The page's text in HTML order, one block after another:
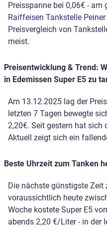
Preisspanne bei 0,06€ -
Raiffeisen Tankstelle
Preisvergleich von
meist.
Preisentwicklung & Trend:
in Edemissen Super E5 zu
Am 13.12.2025 lag der
letzten 7 Tagen bewegte
2,20€. Seit gestern hat sich
Aktuell zeigt sich ein
Beste Uhrzeit zum Tanken
Die nächste günstigste Zeit
voraussichtlich heute
Woche kostete Super E5
abends 2,20 €/Liter - in der